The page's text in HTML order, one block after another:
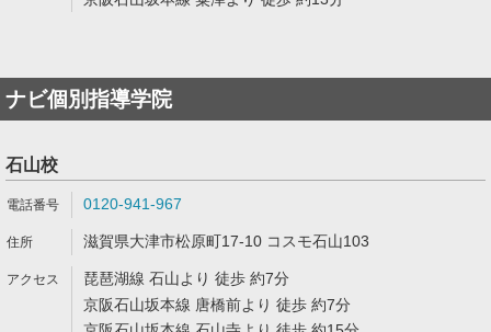
ナビ個別指導学院
石山校
0120-941-967
滋賀県大津市松原町17-10 コスモ石山103
琵琶湖線 石山より 徒歩 約7分
京阪石山坂本線 唐橋前より 徒歩 約7分